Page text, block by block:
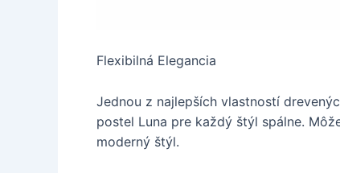
Flexibilná Elegancia
Jednou z najlepších vlastností
postel Luna pre každý štýl spálne.
moderný štýl.